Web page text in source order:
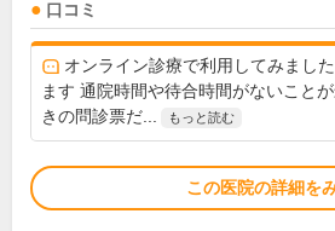
口コミ
オンライン診療で利用してみまし
ます 通院時間や待合時間がないこと
きの問診票だ...
もっと読む
この医院の詳細を